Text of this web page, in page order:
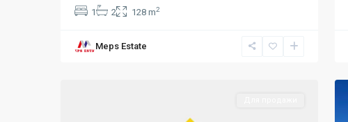
1 2 128 m2
Meps Estate
Lapta,